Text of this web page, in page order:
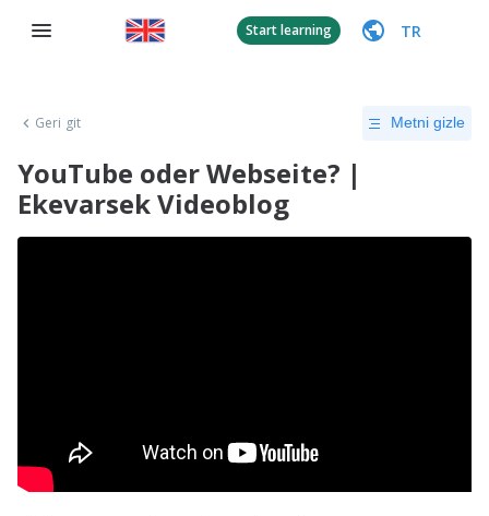
Start learning TR
Geri git Metni gizle
YouTube oder Webseite? |
Ekevarsek Videoblog